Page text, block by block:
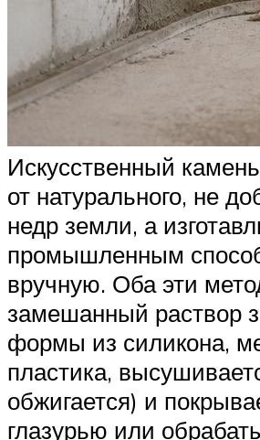
Искусственный
от натурального, не
недр земли, а
промышленным
вручную. Оба эти
замешанный раствор
формы из силикона,
пластика,
обжигается) и
глазурью или